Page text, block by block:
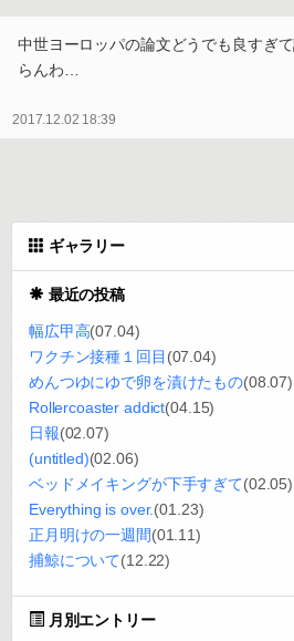
中世ヨーロッパの論文どうでも良すぎ
らんわ…
2017.12.02 18:39
ギャラリー
最近の投稿
幅広甲高(07.04)
ワクチン接種１回目 (07.04)
めんつゆにゆで卵を漬けたもの(08.07)
Rollercoaster addict(04.15)
日報(02.07)
(untitled)(02.06)
ベッドメイキングが下手すぎて(02.05)
Everything is over.(01.23)
正月明けの一週間(01.11)
捕鯨について(12.22)
月別エントリー